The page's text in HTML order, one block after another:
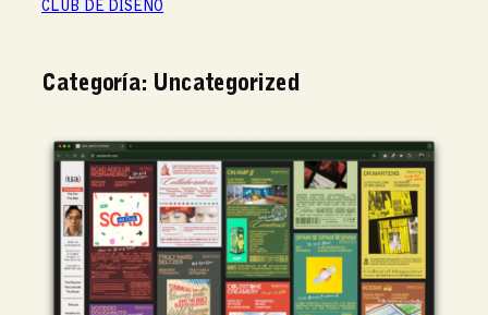
CLUB DE DISEÑO
Categoría: Uncategorized